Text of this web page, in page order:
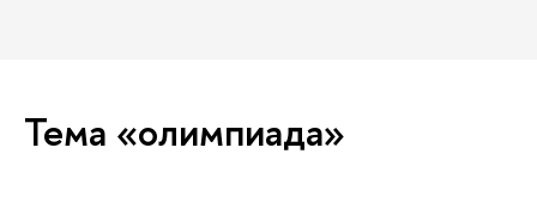
Тема «олимпиада»